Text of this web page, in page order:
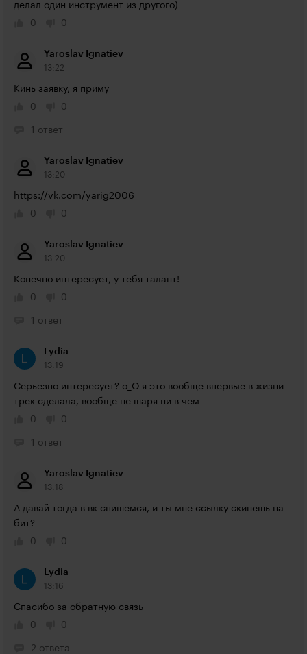
делал один инструмент из другого)
0
0
Yaroslav Ignatiev
13:22
Кинь заявку, я приму
0
0
1 ответ
Yaroslav Ignatiev
13:20
https://vk.com/yarig2006
0
0
Yaroslav Ignatiev
13:20
Конечно интересует, у тебя талант!
0
0
1 ответ
Lydia
13:19
Серьёзно интересует? о_О я это вообще впервые в жизни
трек сделала, вообще не шаря ни в чем
0
0
1 ответ
Yaroslav Ignatiev
13:18
А давай тогда в вк спишемся, и ты мне ссылку скинешь на
бит?
0
0
Lydia
13:16
Спасибо за обратную связь
0
0
2 ответа